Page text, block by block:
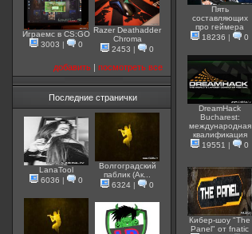
Играемс в CS:GO
3003 | 0
Razer Deathadder
Chroma
2453 | 0
добавить | посмотреть все
Последние странички
LanaTool
6036 | 0
Волгоградский
паблик (Ак...
6324 | 0
Пять
составляющих
про геймера
18236 | 0
DreamHack
Bucharest:
международная
квалификация
19551 | 0
Кибер-шоу "The
Panel" от fnatic